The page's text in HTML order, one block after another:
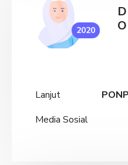
2020
Lanjut
Media Sosial